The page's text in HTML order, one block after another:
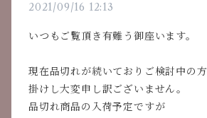
2021/09/16 12:13
いつもご覧頂き有難う御座います。
現在品切れが続いておりご検討中の
掛けし大変申し訳ございません。
品切れ商品の入荷予定ですが